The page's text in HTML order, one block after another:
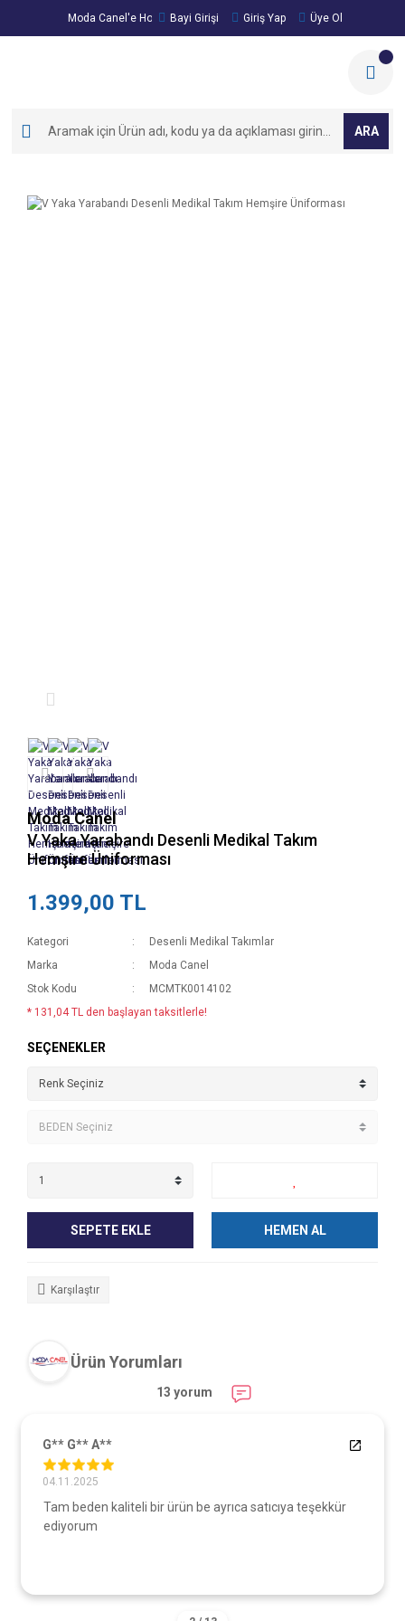
Moda Canel'e Hoşgeldiniz!
Bayi Girişi Giriş Yap Üye Ol
ARA
Moda Canel
V Yaka Yarabandı Desenli Medikal Takım
Hemşire Üniforması
1.399,00 TL
Kategori
Desenli Medikal Takımlar
Marka
Moda Canel
Stok Kodu
MCMTK0014102
* 131,04 TL den başlayan taksitlerle!
SEÇENEKLER
SEPETE EKLE HEMEN AL
Karşılaştır
Ürün Yorumları
13 yorum
G** G** A**
04.11.2025
Tam beden kaliteli bir ürün be ayrıca satıcıya teşekkür
ediyorum